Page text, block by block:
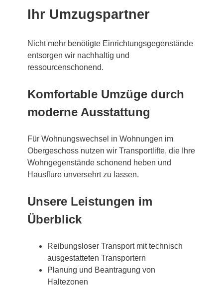
Ihr Umzugspartner
Nicht mehr benötigte Einrichtungsgegenstände
entsorgen wir nachhaltig und
ressourcenschonend.
Komfortable Umzüge durch
moderne Ausstattung
Für Wohnungswechsel in Wohnungen im
Obergeschoss nutzen wir Transportlifte, die Ihre
Wohngegenstände schonend heben und
Hausflure unversehrt zu lassen.
Unsere Leistungen im
Überblick
Reibungsloser Transport mit technisch
ausgestatteten Transportern
Planung und Beantragung von
Haltezonen